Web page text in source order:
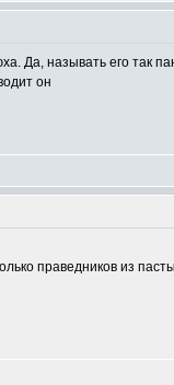
называть его так
он
праведников из